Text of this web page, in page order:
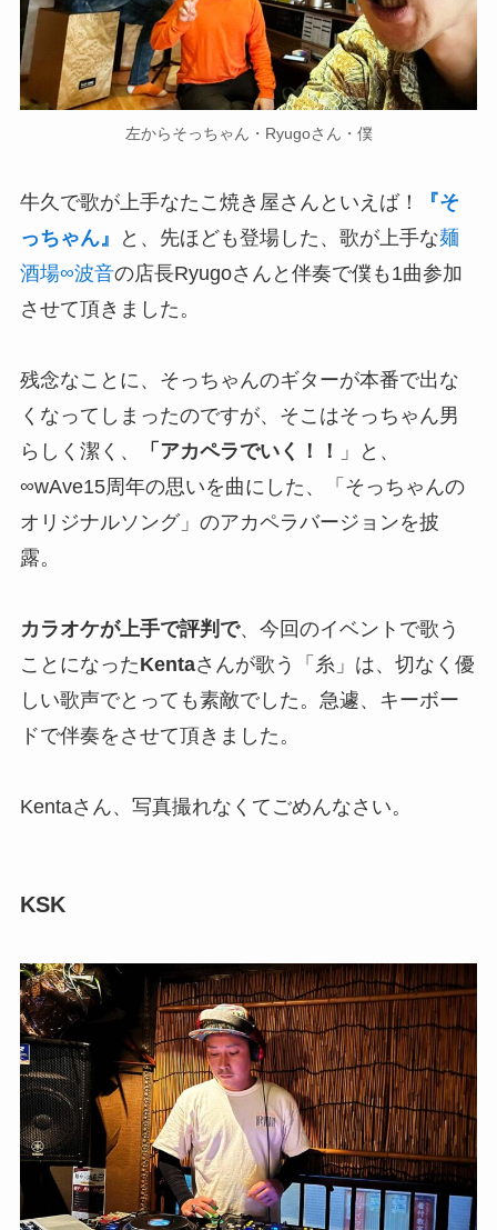
左からそっちゃん・Ryugoさん・僕
牛久で歌が上手なたこ焼き屋さんといえば！
『そ
っちゃん』
と、先ほども登場した、歌が上手な麺
酒場∞波音の店長Ryugoさんと伴奏で僕も1曲参加
させて頂きました。
残念なことに、そっちゃんのギターが本番で出な
くなってしまったのですが、そこはそっちゃん男
らしく潔く、
「アカペラでいく！！
」と、
∞wAve15周年の思いを曲にした、「そっちゃんの
オリジナルソング」のアカペラバージョンを披
露。
カラオケが上手で評判で、今回のイベントで歌う
ことになったKentaさんが歌う「糸」は、切なく優
しい歌声でとっても素敵でした。急遽、キーボー
ドで伴奏をさせて頂きました。
Kentaさん、写真撮れなくてごめんなさい。
KSK